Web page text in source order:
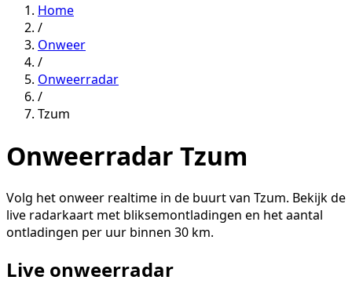
Home
/
Onweer
/
Onweerradar
/
Tzum
Onweerradar Tzum
Volg het onweer realtime in de buurt van Tzum. Bekijk de
live radarkaart met bliksemontladingen en het aantal
ontladingen per uur binnen 30 km.
Live onweerradar